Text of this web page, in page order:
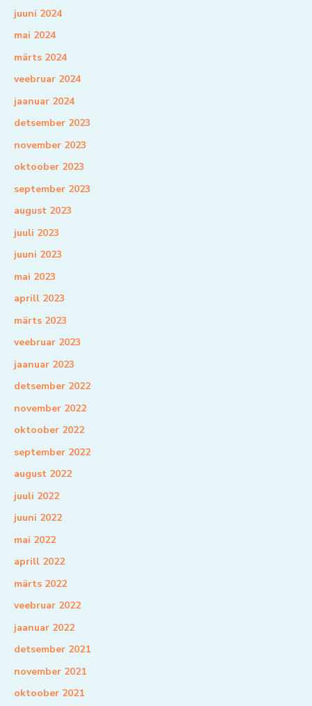
juuni 2024
mai 2024
märts 2024
veebruar 2024
jaanuar 2024
detsember 2023
november 2023
oktoober 2023
september 2023
august 2023
juuli 2023
juuni 2023
mai 2023
aprill 2023
märts 2023
veebruar 2023
jaanuar 2023
detsember 2022
november 2022
oktoober 2022
september 2022
august 2022
juuli 2022
juuni 2022
mai 2022
aprill 2022
märts 2022
veebruar 2022
jaanuar 2022
detsember 2021
november 2021
oktoober 2021